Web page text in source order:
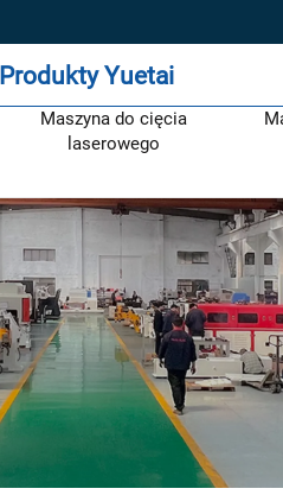
Produkty Yuetai
Maszyna do cięcia
laserowego